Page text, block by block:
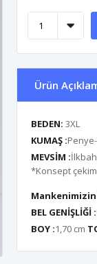
Ürün
BEDEN: 3XL
KUMAŞ :
MEVSİM :
*Konsept
BEL GENİŞLİĞİ :
BOY :1,70 cm